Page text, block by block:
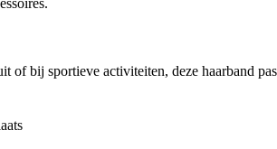
of bij sportieve activiteiten, deze haarband